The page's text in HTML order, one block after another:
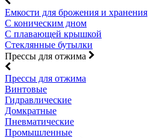
Емкости для брожения и хранения
С коническим дном
С плавающей крышкой
Стеклянные бутылки
Прессы для отжима
Прессы для отжима
Винтовые
Гидравлические
Домкратные
Пневматические
Промышленные